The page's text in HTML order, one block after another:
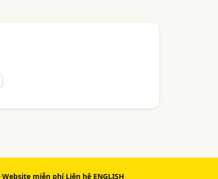
·Website miễn phí·Liên hệ·ENGLISH